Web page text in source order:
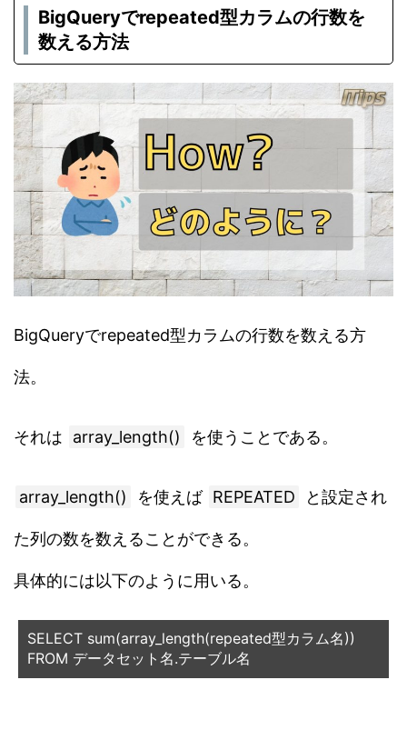
BigQueryでrepeated型カラムの行数を
数える方法
BigQueryでrepeated型カラムの行数を数える方
法。
それは array_length() を使うことである。
array_length() を使えば REPEATED と設定され
た列の数を数えることができる。
具体的には以下のように用いる。
SELECT sum(array_length(repeated型カラム名))
FROM データセット名.テーブル名